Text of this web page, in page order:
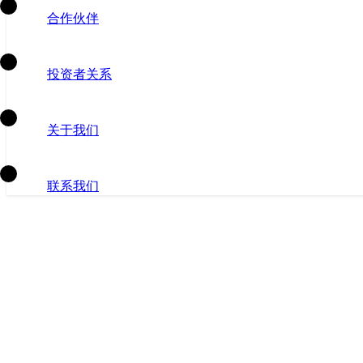
合作伙伴
投资者关系
关于我们
联系我们